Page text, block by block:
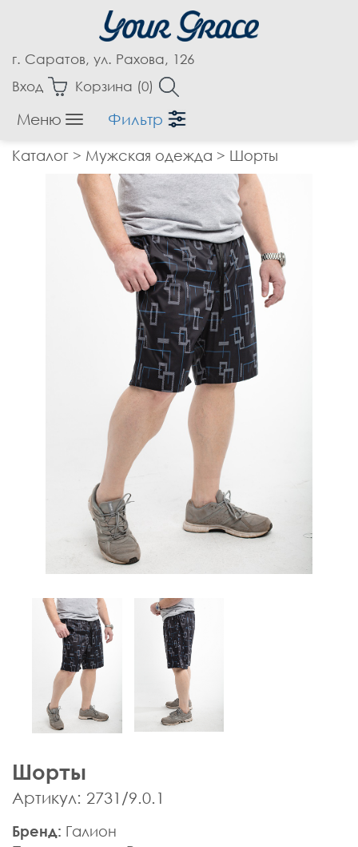
г. Саратов, ул. Рахова, 126
Вход
Корзина (0)
Меню
Фильтр
Аксессуары
Блузки
Бриджи
Верхняя одежда
Жакеты, Жилеты
Платья, Сарафаны
Пуловеры, Водолазки
Рубашки
Спортивная одежда
Толстовки
Топы
Туники
Футболки
Шарф
Шарфы
Юбки
Мужская одежда
Верхняя одежда
Джемпера, Жилеты
Джинсы, Слаксы
Жакеты, Жилеты
Каталог > Мужская одежда > Шорты
Шорты
Артикул: 2731/9.0.1
Бренд: Галион